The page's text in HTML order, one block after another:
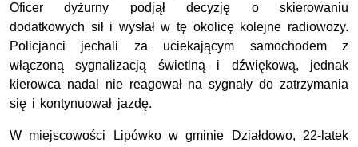
Oficer dyżurny podjął decyzję o skierowaniu
dodatkowych sił i wysłał w tę okolicę kolejne radiowozy.
Policjanci jechali za uciekającym samochodem z
włączoną sygnalizacją świetlną i dźwiękową, jednak
kierowca nadal nie reagował na sygnały do zatrzymania
się i kontynuował jazdę.
W miejscowości Lipówko w gminie Działdowo, 22-latek